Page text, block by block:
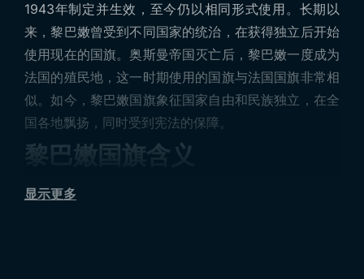
1943年制定并生效，至今仍以相同形式使用。长期以
来，黎巴嫩曾受到不同国家的统治，在获得独立后开始
使用现在的国旗。奥斯曼帝国灭亡后，黎巴嫩一度成为
法国的殖民地，这一时期使用的国旗与法国国旗非常相
似。如今，黎巴嫩国旗象征国家自由和民族独立，在全
国各地飘扬，同时受到宪法的保障。
黎巴嫩国旗含义
该国旗主要由两种颜色构成：红色和白色。白色占国旗
显示更多